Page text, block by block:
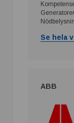
Se hela
ABB